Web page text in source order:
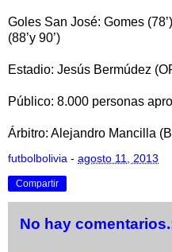
Goles San José: Gomes
(88’y 90’)
Estadio: Jesús Bermúdez
Público: 8.000 personas
Árbitro: Alejandro Mancilla
futbolbolivia - agosto 11, 2013
Compartir
No hay